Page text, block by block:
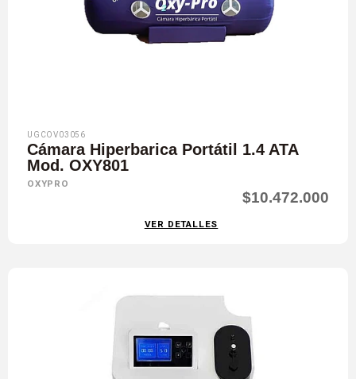
UGCOV03056
Cámara Hiperbarica Portátil 1.4 ATA
Mod. OXY801
OXYPRO
$10.472.000
VER DETALLES